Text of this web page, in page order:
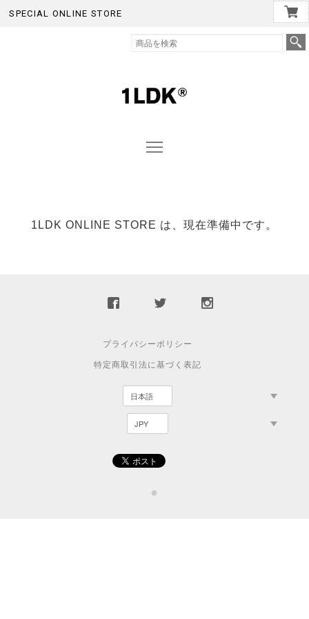
SPECIAL ONLINE STORE
1LDK ONLINE STORE は、現在準備中です。
プライバシーポリシー
特定商取引法に基づく表記
©